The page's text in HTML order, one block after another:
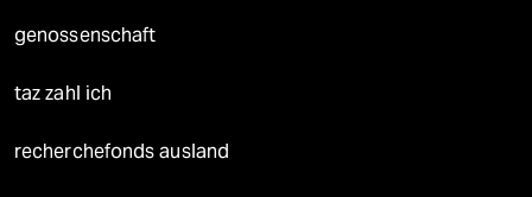
genossenschaft
taz zahl ich
recherchefonds ausland